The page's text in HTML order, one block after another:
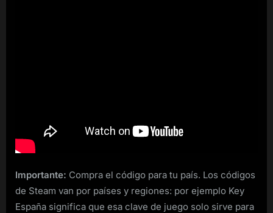
Importante: Compra el código para tu país. Los códigos
de Steam van por países y regiones: por ejemplo Key
España significa que esa clave de juego solo sirve para